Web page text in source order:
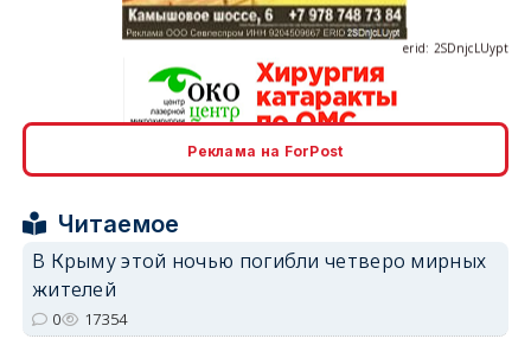
erid: 2SDnjdPjgYS
Реклама на ForPost
Читаемое
В Крыму этой ночью погибли четверо мирных
жителей
0 17354